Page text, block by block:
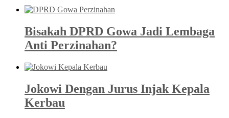
Bisakah DPRD Gowa Jadi Lembaga
Anti Perzinahan?
Jokowi Dengan Jurus Injak Kepala
Kerbau